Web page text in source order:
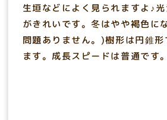
生垣などによく見られますよ♪
がきれいです。冬はやや褐色に
問題ありません。)樹形は円錐
ます。成長スピードは普通です。